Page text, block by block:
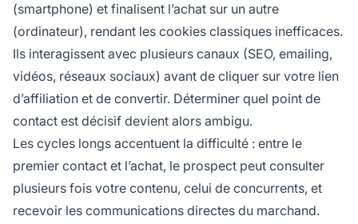
(smartphone) et finalisent l’achat sur un autre
(ordinateur), rendant les cookies classiques inefficaces.
Ils interagissent avec plusieurs canaux (SEO, emailing,
vidéos, réseaux sociaux) avant de cliquer sur votre lien
d’affiliation et de convertir. Déterminer quel point de
contact est décisif devient alors ambigu.
Les cycles longs accentuent la difficulté : entre le
premier contact et l’achat, le prospect peut consulter
plusieurs fois votre contenu, celui de concurrents, et
recevoir les communications directes du marchand.